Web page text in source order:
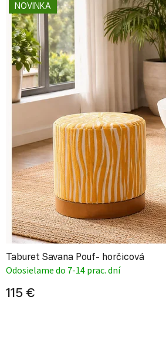
NOVINKA
Taburet Savana Pouf- horčicová
Odosielame do 7-14 prac. dní
115 €